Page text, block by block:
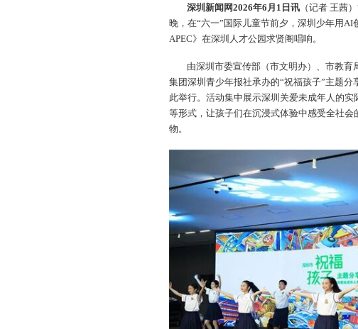
深圳新闻网2026年6月1日讯 （记者 王茜
晚，在“六一”国际儿童节前夕，深圳少年用AI
APEC》在深圳人才公园求贤阁唱响。
由深圳市委宣传部（市文明办）、市教
集团深圳青少年报社承办的“祝福孩子”主题
此举行。活动集中展示深圳关爱未成年人的
等形式，让孩子们在沉浸式体验中感受全社
物。